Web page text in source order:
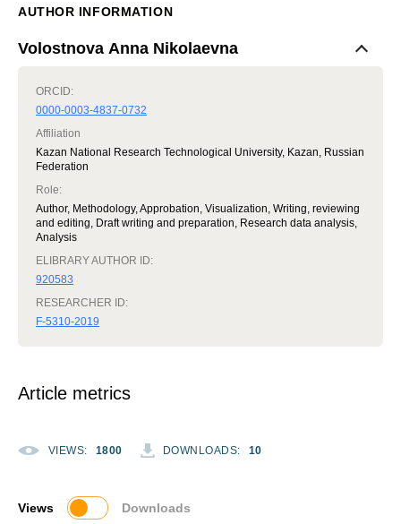
AUTHOR INFORMATION
Volostnova Anna Nikolaevna
ORCID:
0000-0003-4837-0732
Affiliation
Kazan National Research Technological University, Kazan, Russian
Federation
Role:
Author, Methodology, Approbation, Visualization, Writing, reviewing
and editing, Draft writing and preparation, Research data analysis,
Analysis
ELIBRARY AUTHOR ID:
920583
RESEARCHER ID:
F-5310-2019
Article metrics
VIEWS: 1800 DOWNLOADS: 10
Views Downloads